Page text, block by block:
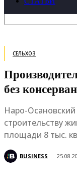
СЕЛЬХОЗ
без
Наро-
строительству
площади 8 тыс.
BUSINESS